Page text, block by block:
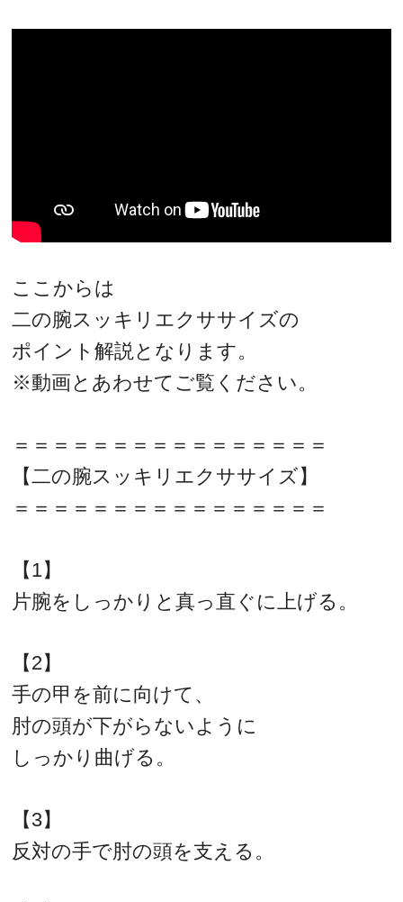
ここからは
二の腕スッキリエクササイズの
ポイント解説となります。
※動画とあわせてご覧ください。
＝＝＝＝＝＝＝＝＝＝＝＝＝＝＝＝
【二の腕スッキリエクササイズ】
＝＝＝＝＝＝＝＝＝＝＝＝＝＝＝＝
【1】
片腕をしっかりと真っ直ぐに上げる。
【2】
手の甲を前に向けて、
肘の頭が下がらないように
しっかり曲げる。
【3】
反対の手で肘の頭を支える。